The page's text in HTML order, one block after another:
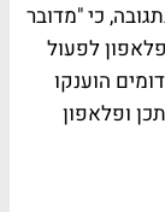
כי "מדובר
לפעול
הוענקו
ופלאפון